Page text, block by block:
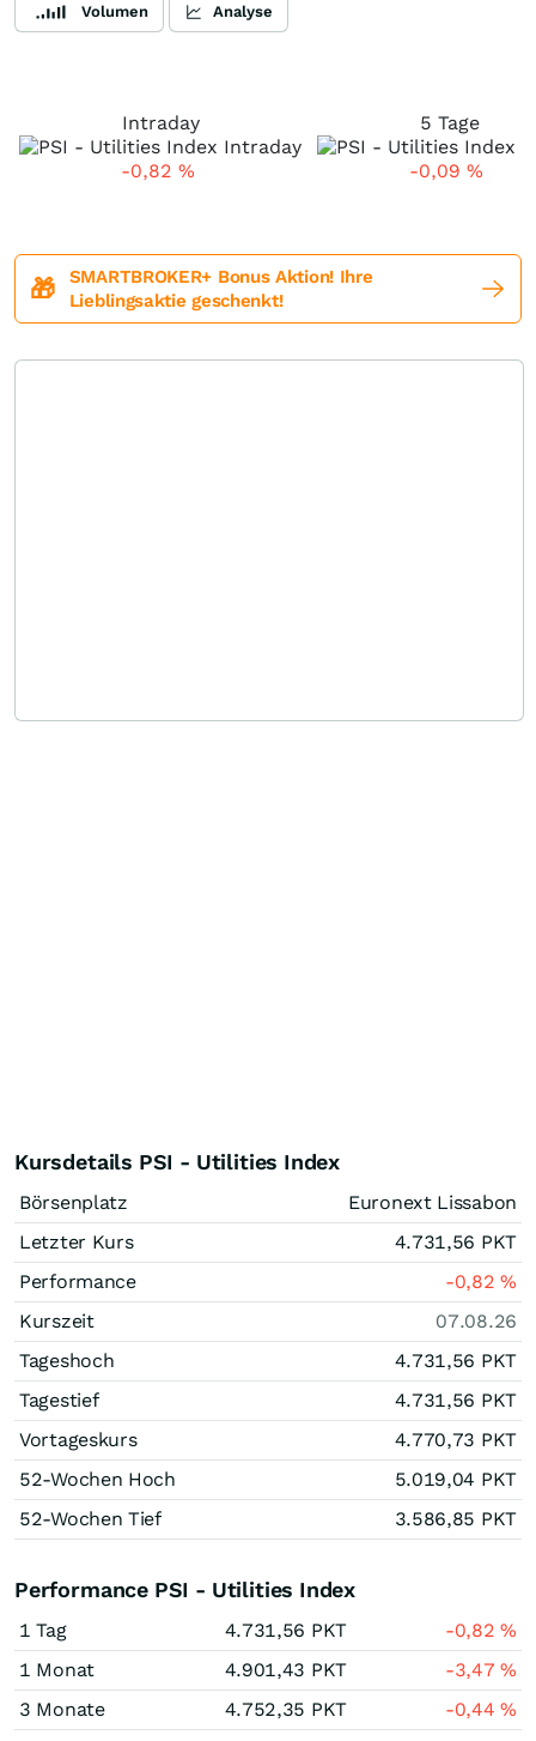
Volumen Analyse
Intraday
-0,82 %
5 Tage
-0,09 %
🎁
SMARTBROKER+ Bonus Aktion! Ihre
Lieblingsaktie geschenkt!
Kursdetails PSI - Utilities Index
Börsenplatz
Euronext Lissabon
Letzter Kurs
4.731,56 PKT
Performance
-0,82%
Kurszeit
07.08.26
Tageshoch
4.731,56 PKT
Tagestief
4.731,56 PKT
Vortageskurs
4.770,73 PKT
52-Wochen Hoch
5.019,04 PKT
52-Wochen Tief
3.586,85 PKT
Performance PSI - Utilities Index
1 Tag 4.731,56 PKT -0,82%
1 Monat
4.901,43 PKT -3,47%
3 Monate
4.752,35 PKT -0,44%